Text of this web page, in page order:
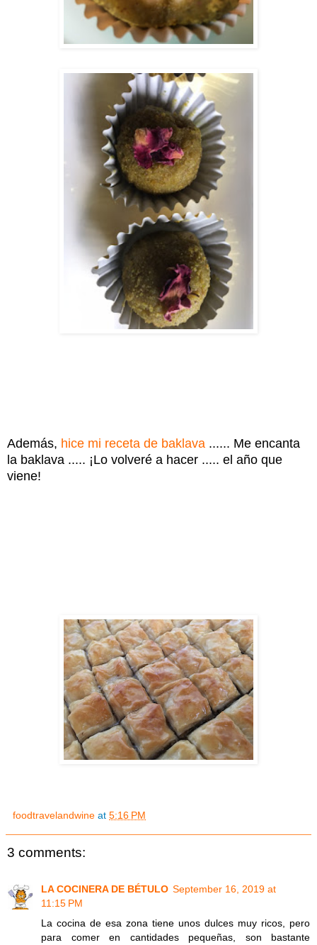
Además, hice mi receta de baklava ...... Me encanta
la baklava ..... ¡Lo volveré a hacer ..... el año que
viene!
foodtravelandwine at 5:16 PM
3 comments:
LA COCINERA DE BÉTULO September 16, 2019 at
11:15 PM
La cocina de esa zona tiene unos dulces muy ricos, pero
para comer en cantidades pequeñas, son bastante